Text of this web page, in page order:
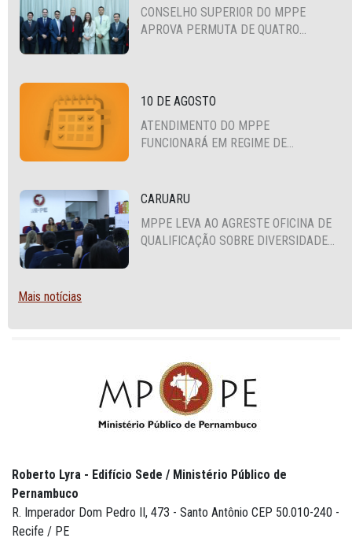
CONSELHO SUPERIOR DO MPPE
APROVA PERMUTA DE QUATRO
10 DE AGOSTO
ATENDIMENTO DO MPPE
FUNCIONARÁ EM REGIME DE
CARUARU
MPPE LEVA AO AGRESTE OFICINA DE
QUALIFICAÇÃO SOBRE DIVERSIDADE
Mais notícias
Roberto Lyra - Edifício Sede / Ministério Público de
Pernambuco
R. Imperador Dom Pedro II, 473 - Santo Antônio CEP 50.010-240 -
Recife / PE